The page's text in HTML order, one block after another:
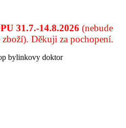
31.7.-14.8.2026 (nebude
zboží). Děkuji za pochopení.